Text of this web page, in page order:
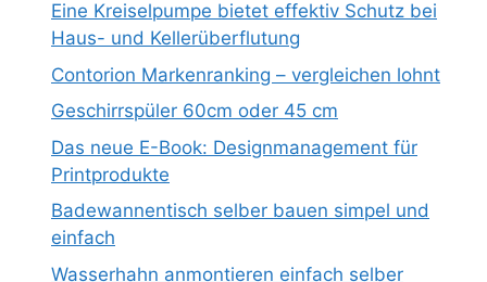
Eine Kreiselpumpe bietet effektiv Schutz bei
Haus- und Kellerüberflutung
Contorion Markenranking – vergleichen lohnt
Geschirrspüler 60cm oder 45 cm
Das neue E-Book: Designmanagement für
Printprodukte
Badewannentisch selber bauen simpel und
einfach
Wasserhahn anmontieren einfach selber